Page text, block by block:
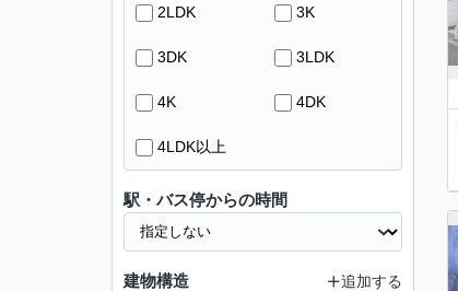
2LDK 3K
3DK 3LDK
4K 4DK
4LDK以上
駅・バス停からの時間
建物構造 追加する